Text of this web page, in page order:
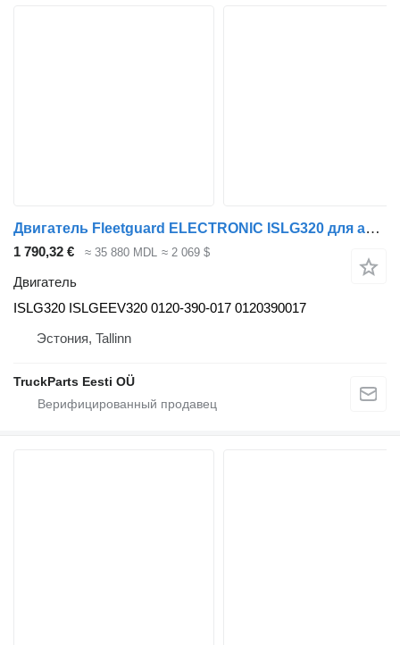
Двигатель Fleetguard ELECTRONIC ISLG320 для автобуса Solaris Urbino, Alpino, Vacanza (1999-)
1 790,32 € ≈ 35 880 MDL ≈ 2 069 $
Двигатель
ISLG320 ISLGEEV320 0120-390-017 0120390017
Эстония, Tallinn
TruckParts Eesti OÜ